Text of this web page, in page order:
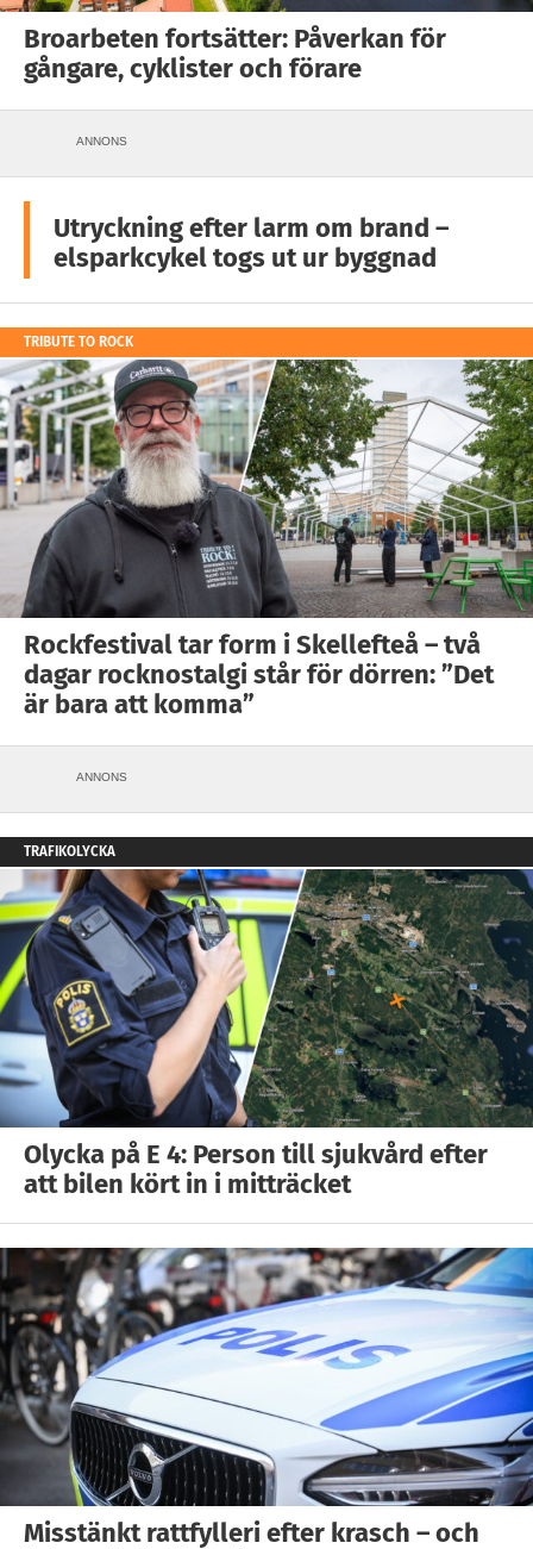
Broarbeten fortsätter: Påverkan för
gångare, cyklister och förare
ANNONS
Utryckning efter larm om brand –
elsparkcykel togs ut ur byggnad
TRIBUTE TO ROCK
Rockfestival tar form i Skellefteå – två
dagar rocknostalgi står för dörren: ”Det
är bara att komma”
ANNONS
TRAFIKOLYCKA
Olycka på E 4: Person till sjukvård efter
att bilen kört in i mitträcket
Misstänkt rattfylleri efter krasch – och